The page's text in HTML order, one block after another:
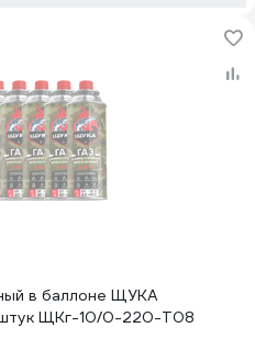
в баллоне ЩУКА
штук ЩКг-10/0-220-Т08